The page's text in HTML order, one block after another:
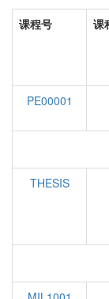
课程号 课
PE00001
THESIS